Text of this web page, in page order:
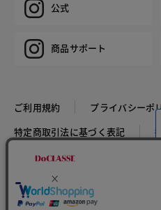
公式
商品サポート
ご利用規約
プライバシーポ
特定商取引法に基づく表記
COPYRIGHT © DoCLASSE ALL RIGHTS